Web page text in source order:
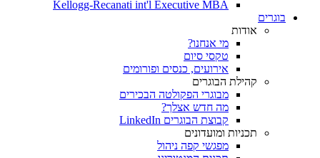
Kellogg-Recanati int'l Executive MBA
בוגרים
אודות
מי אנחנו?
טקסי סיום
אירועים, כנסים ופורומים
קהילת הבוגרים
מבוגרי הפקולטה הבכירים
מה חדש אצלך?
קבוצת הבוגרים LinkedIn
תכניות ומועדונים
מפגשי קפה ניהול